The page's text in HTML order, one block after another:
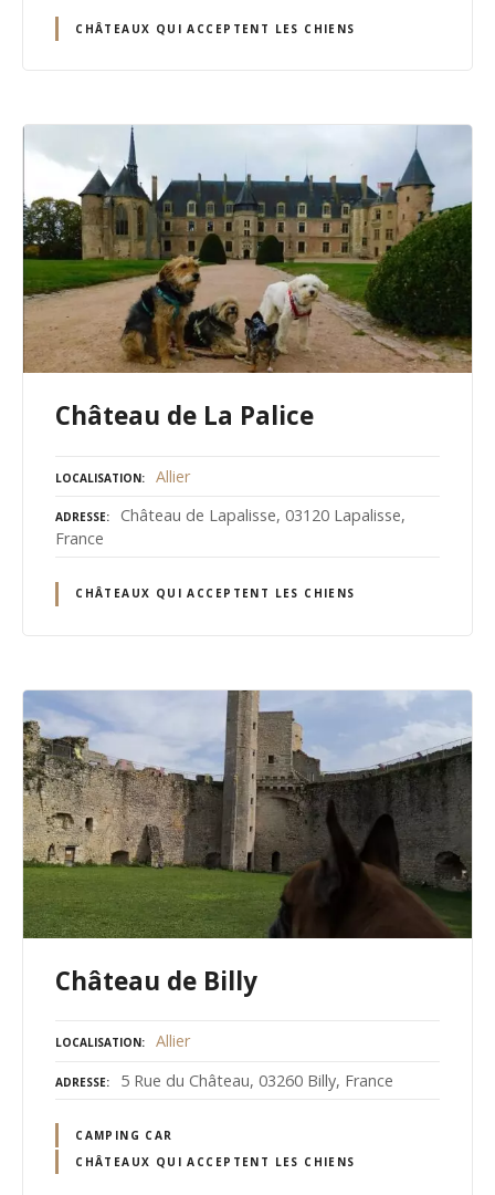
CHÂTEAUX QUI ACCEPTENT LES CHIENS
Château de La Palice
LOCALISATION Allier
ADRESSE
Château de Lapalisse, 03120 Lapalisse,
France
CHÂTEAUX QUI ACCEPTENT LES CHIENS
Château de Billy
LOCALISATION Allier
ADRESSE 5 Rue du Château, 03260 Billy, France
CAMPING CAR
CHÂTEAUX QUI ACCEPTENT LES CHIENS